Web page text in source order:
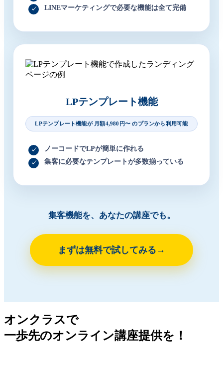
LINEマーケティングで必要な機能は全て完備
LPテンプレート機能
LPテンプレート機能が 月額4,980円〜 のプランから利用可能
ノーコードでLPが簡単に作れる
集客に必要なテンプレートが多数揃っている
集客機能を、あなたの講座でも。
まずは無料で試してみる
オンクラスで
一歩先のオンライン講座提供を！